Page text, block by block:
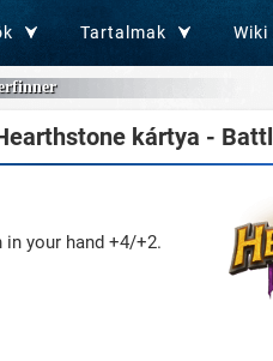
Tartalmak Wiki
kártya -
in your hand +4/+2.